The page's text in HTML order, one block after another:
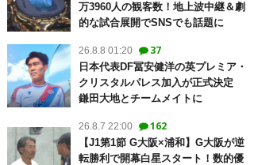
万3960人の観客数！地上波中継＆劇
的な試合展開でSNSでも話題に
26.8.8 01:20 37
日本代表DF冨安健洋の英プレミア・
クリスタルパレス加入が正式決定
鎌田大地とチームメイトに
26.8.7 22:00 162
【J1第1節 G大阪×浦和】G大阪が逆
転勝利で開幕白星スタート！数的優